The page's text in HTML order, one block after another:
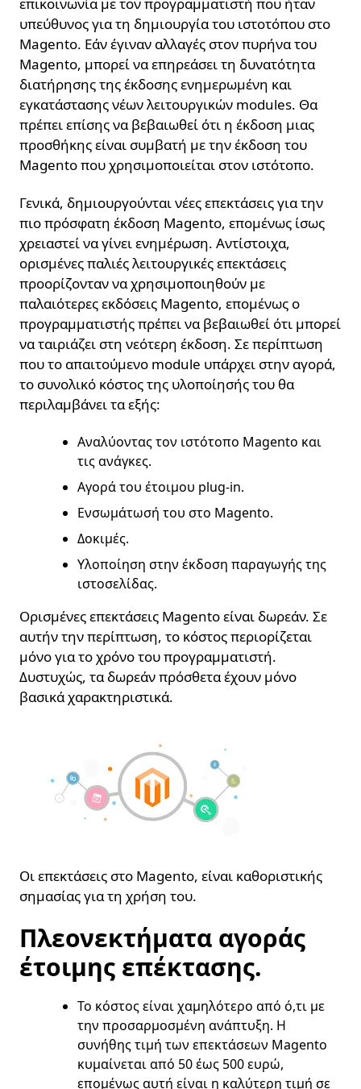
υπεύθυνος για τη δημιουργία του ιστοτόπου στο
Magento. Εάν έγιναν αλλαγές στον πυρήνα του
Magento, μπορεί να επηρεάσει τη δυνατότητα
διατήρησης της έκδοσης ενημερωμένη και
εγκατάστασης νέων λειτουργικών modules. Θα
πρέπει επίσης να βεβαιωθεί ότι η έκδοση μιας
προσθήκης είναι συμβατή με την έκδοση του
Magento που χρησιμοποιείται στον ιστότοπο.
Γενικά, δημιουργούνται νέες επεκτάσεις για την
πιο πρόσφατη έκδοση Magento, επομένως ίσως
χρειαστεί να γίνει ενημέρωση. Αντίστοιχα,
ορισμένες παλιές λειτουργικές επεκτάσεις
προορίζονταν να χρησιμοποιηθούν με
παλαιότερες εκδόσεις Magento, επομένως ο
προγραμματιστής πρέπει να βεβαιωθεί ότι μπορεί
να ταιριάζει στη νεότερη έκδοση. Σε περίπτωση
που το απαιτούμενο module υπάρχει στην αγορά,
το συνολικό κόστος της υλοποίησής του θα
περιλαμβάνει τα εξής:
Αναλύοντας τον ιστότοπο Magento και
τις ανάγκες.
Αγορά του έτοιμου plug-in.
Ενσωμάτωσή του στο Magento.
Δοκιμές.
Υλοποίηση στην έκδοση παραγωγής της
ιστοσελίδας.
Ορισμένες επεκτάσεις Magento είναι δωρεάν. Σε
αυτήν την περίπτωση, το κόστος περιορίζεται
μόνο για το χρόνο του προγραμματιστή.
Δυστυχώς, τα δωρεάν πρόσθετα έχουν μόνο
βασικά χαρακτηριστικά.
Οι επεκτάσεις στο Magento, είναι καθοριστικής
σημασίας για τη χρήση του.
Πλεονεκτήματα αγοράς
έτοιμης επέκτασης.
Το κόστος είναι χαμηλότερο από ό,τι με
την προσαρμοσμένη ανάπτυξη. Η
συνήθης τιμή των επεκτάσεων Magento
κυμαίνεται από 50 έως 500 ευρώ,
επομένως αυτή είναι η καλύτερη τιμή σε